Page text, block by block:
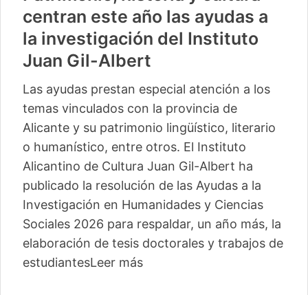
centran este año las ayudas a
la investigación del Instituto
Juan Gil-Albert
Las ayudas prestan especial atención a los
temas vinculados con la provincia de
Alicante y su patrimonio lingüístico, literario
o humanístico, entre otros. El Instituto
Alicantino de Cultura Juan Gil-Albert ha
publicado la resolución de las Ayudas a la
Investigación en Humanidades y Ciencias
Sociales 2026 para respaldar, un año más, la
elaboración de tesis doctorales y trabajos de
estudiantesLeer más